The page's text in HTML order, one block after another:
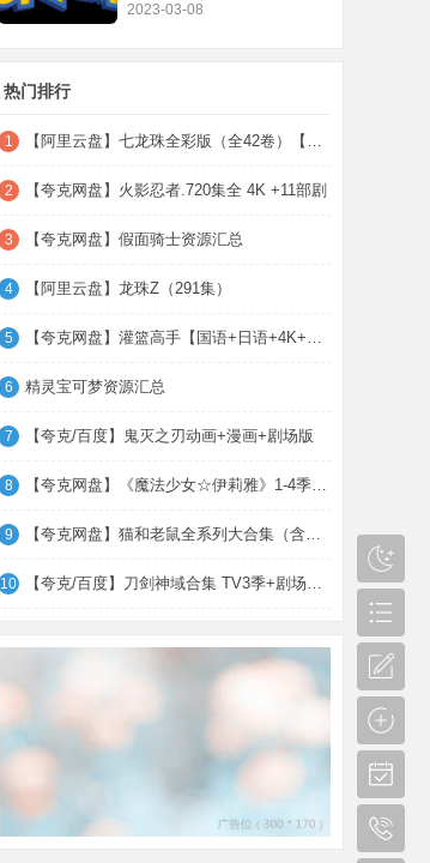
2023-03-08
热门排行
1 【阿里云盘】七龙珠全彩版（全42卷）【PDF+
2 【夸克网盘】火影忍者.720集全 4K +11部剧
3 【夸克网盘】假面骑士资源汇总
4 【阿里云盘】龙珠Z（291集）
5 【夸克网盘】灌篮高手【国语+日语+4K+电影
6 精灵宝可梦资源汇总
7 【夸克/百度】鬼灭之刃动画+漫画+剧场版
8 【夸克网盘】《魔法少女☆伊莉雅》1-4季 TV
9 【夸克网盘】猫和老鼠全系列大合集（含各类
10 【夸克/百度】刀剑神域合集 TV3季+剧场版+